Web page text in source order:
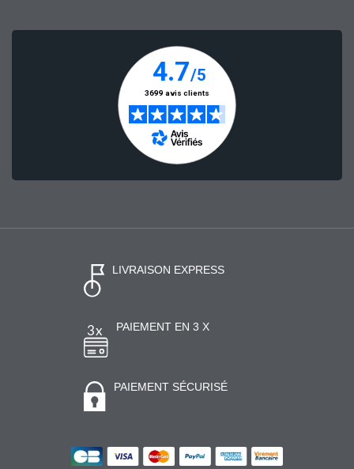
LIVRAISON EXPRESS
PAIEMENT EN 3 X
PAIEMENT SÉCURISÉ